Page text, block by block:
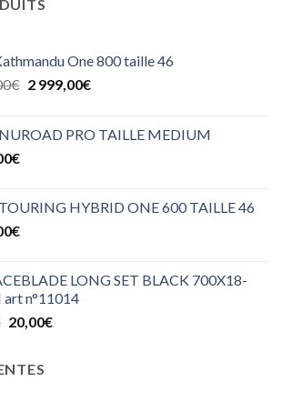
One 800 taille 46
€ Le
était :
2 999,00€Le
est :
PRO TAILLE MEDIUM
€
HYBRID ONE 600 TAILLE 46
€
LONG SET BLACK 700X18-
n°11014
Le
était :
20,00€Le